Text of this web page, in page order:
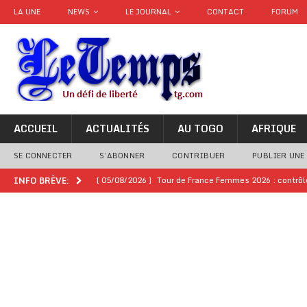
LA UNE NEWS LE JOURNAL CONTACT FORUM
ACCUEIL ACTUALITÉS AU TOGO AFRIQUE
SE CONNECTER S’ABONNER CONTRIBUER PUBLIER UNE
INFO BRÈVE: [ 05/08/2026 ] Tour de France Femmes 2026 :